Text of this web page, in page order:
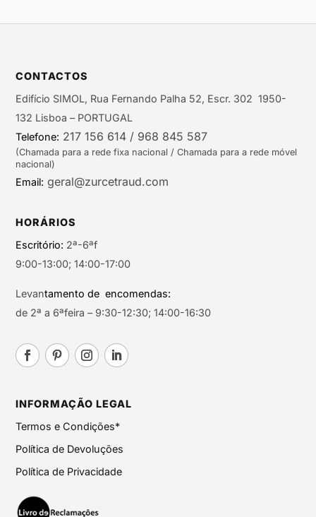
CONTACTOS
Edifício SIMOL, Rua Fernando Palha 52, Escr. 302 1950-
132 Lisboa – PORTUGAL
Telefone: 217 156 614 / 968 845 587
(Chamada para a rede fixa nacional / Chamada para a rede móvel
nacional)
Email: geral@zurcetraud.com
HORÁRIOS
Escritório: 2ª-6ªf
9:00-13:00; 14:00-17:00
Levantamento de encomendas:
de 2ª a 6ªfeira – 9:30-12:30; 14:00-16:30
INFORMAÇÃO LEGAL
Termos e Condições*
Política de Devoluções
Política de Privacidade